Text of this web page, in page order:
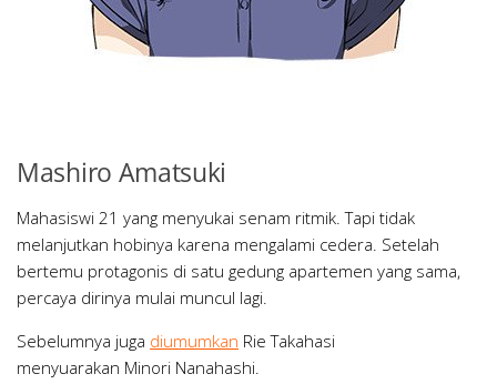
Mashiro Amatsuki
Mahasiswi 21 yang menyukai senam ritmik. Tapi tidak
melanjutkan hobinya karena mengalami cedera. Setelah
bertemu protagonis di satu gedung apartemen yang sama,
percaya dirinya mulai muncul lagi.
Sebelumnya juga diumumkan Rie Takahasi
menyuarakan Minori Nanahashi.